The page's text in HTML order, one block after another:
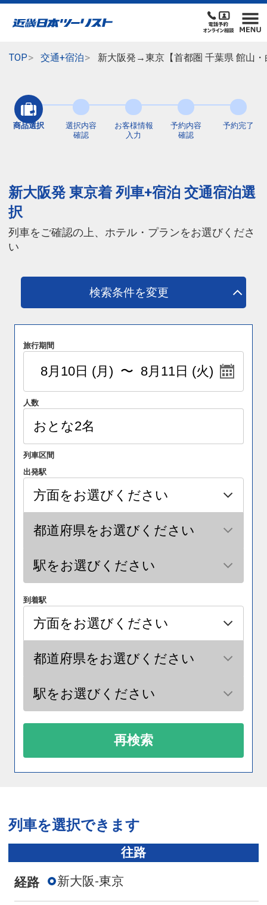
TOP 交通+宿泊 新大阪発→東京【首都圏 千葉県 館山
商品選択
選択内容
確認
お客様情報
入力
予約内容
確認
予約完了
新大阪発 東京着 列車+宿泊 交通宿泊選
択
列車をご確認の上、ホテル・プランをお選びくださ
い
検索条件を変更
旅行期間
人数
列車区間
出発駅
到着駅
再検索
列車を選択できます
往路
経路 新大阪-東京